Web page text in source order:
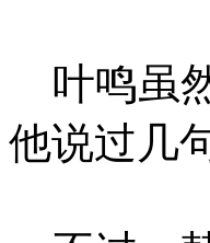
叶鸣虽
他说过几